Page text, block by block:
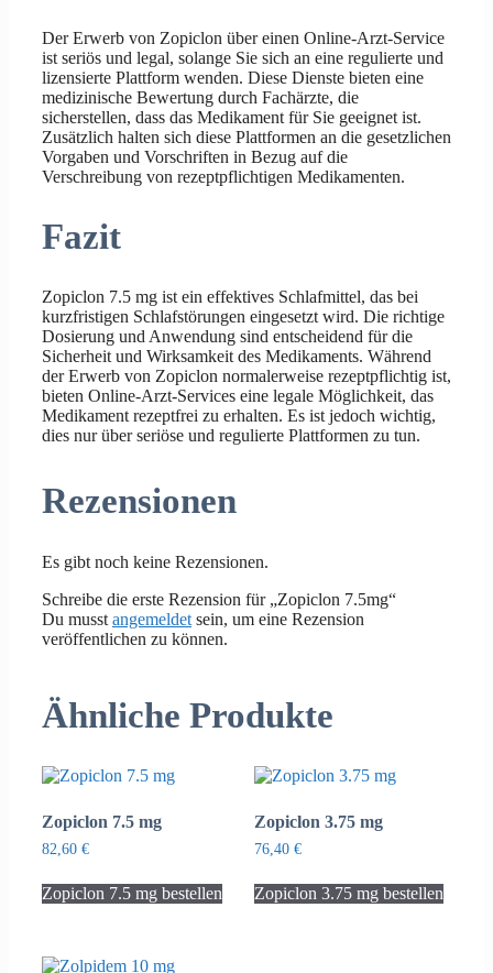
Der Erwerb von Zopiclon über einen Online-Arzt-Service
ist seriös und legal, solange Sie sich an eine regulierte und
lizensierte Plattform wenden. Diese Dienste bieten eine
medizinische Bewertung durch Fachärzte, die
sicherstellen, dass das Medikament für Sie geeignet ist.
Zusätzlich halten sich diese Plattformen an die gesetzlichen
Vorgaben und Vorschriften in Bezug auf die
Verschreibung von rezeptpflichtigen Medikamenten.
Fazit
Zopiclon 7.5 mg ist ein effektives Schlafmittel, das bei
kurzfristigen Schlafstörungen eingesetzt wird. Die richtige
Dosierung und Anwendung sind entscheidend für die
Sicherheit und Wirksamkeit des Medikaments. Während
der Erwerb von Zopiclon normalerweise rezeptpflichtig ist,
bieten Online-Arzt-Services eine legale Möglichkeit, das
Medikament rezeptfrei zu erhalten. Es ist jedoch wichtig,
dies nur über seriöse und regulierte Plattformen zu tun.
Rezensionen
Es gibt noch keine Rezensionen.
Schreibe die erste Rezension für „Zopiclon 7.5mg“
Du musst angemeldet sein, um eine Rezension
veröffentlichen zu können.
Ähnliche Produkte
Zopiclon 7.5 mg
82,60 €
Zopiclon 7.5 mg bestellen
Zopiclon 3.75 mg
76,40€
Zopiclon 3.75 mg bestellen